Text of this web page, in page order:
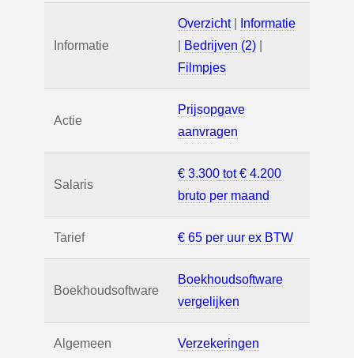
Informatie
Overzicht|
Informatie
Bedrijven (2)
Filmpjes
Actie
Prijsopgave
aanvragen
Salaris
€ 3.300 tot € 4.200
bruto per maand
Tarief € 65 per uur ex BTW
Boekhoudsoftware
Boekhoudsoftware
vergelijken
Algemeen Verzekeringen